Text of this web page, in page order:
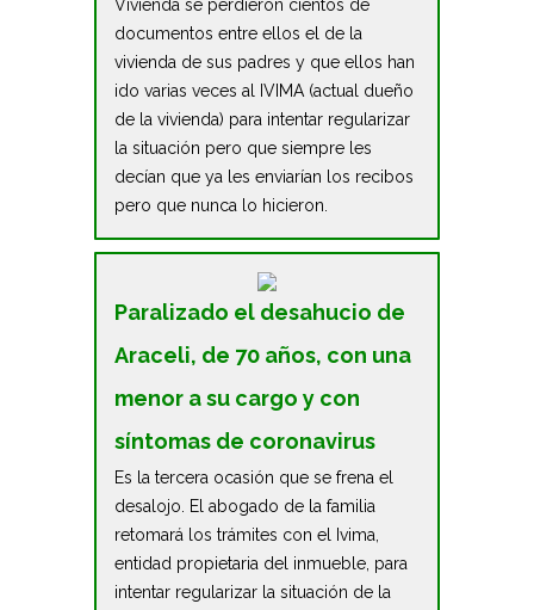
Vivienda se perdieron cientos de
documentos entre ellos el de la
vivienda de sus padres y que ellos han
ido varias veces al IVIMA (actual dueño
de la vivienda) para intentar regularizar
la situación pero que siempre les
decían que ya les enviarían los recibos
pero que nunca lo hicieron.
Paralizado el desahucio de
Araceli, de 70 años, con una
menor a su cargo y con
síntomas de coronavirus
Es la tercera ocasión que se frena el
desalojo. El abogado de la familia
retomará los trámites con el Ivima,
entidad propietaria del inmueble, para
intentar regularizar la situación de la